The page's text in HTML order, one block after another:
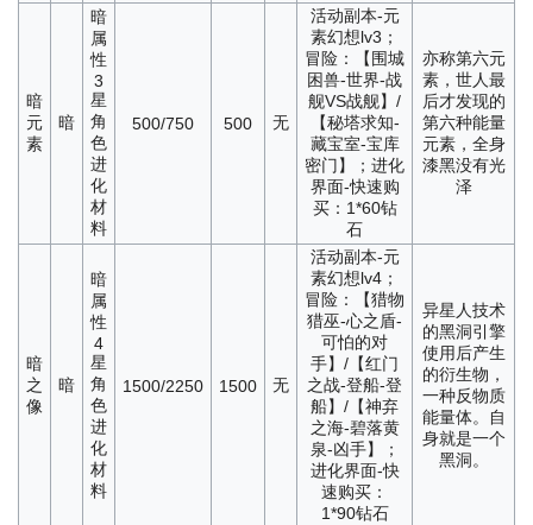
暗
元
素
暗
暗
属
性
3
星
角
色
进
化
材
料
500/750 500 无
活动副本-元
素幻想lv3；
冒险：【围城
困兽-世界-战
舰VS战舰】/
【秘塔求知-
藏宝室-宝库
密门】；进化
界面-快速购
买：1*60钻
石
亦称第六元
素，世人最
后才发现的
第六种能量
元素，全身
漆黑没有光
泽
暗
之
像
暗
暗
属
性
4
星
角
色
进
化
材
料
1500/2250 1500 无
活动副本-元
素幻想lv4；
冒险：【猎物
猎巫-心之盾-
可怕的对
手】/【红门
之战-登船-登
船】/【神弃
之海-碧落黄
泉-凶手】；
进化界面-快
速购买：
1*90钻石
异星人技术
的黑洞引擎
使用后产生
的衍生物，
一种反物质
能量体。自
身就是一个
黑洞。